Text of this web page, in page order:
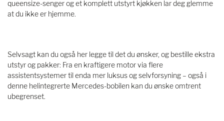
queensize-senger og et komplett utstyrt kjøkken lar deg glemme
at du ikke er hjemme.
Selvsagt kan du også her legge til det du ønsker, og bestille ekstra
utstyr og pakker: Fra en kraftigere motor via flere
assistentsystemer til enda mer luksus og selvforsyning – også i
denne helintegrerte Mercedes-bobilen kan du ønske omtrent
ubegrenset.